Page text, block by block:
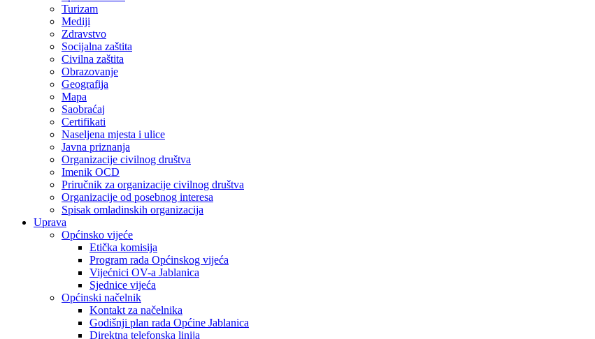
Turizam
Mediji
Zdravstvo
Socijalna zaštita
Civilna zaštita
Obrazovanje
Geografija
Mapa
Saobraćaj
Certifikati
Naseljena mjesta i ulice
Javna priznanja
Organizacije civilnog društva
Imenik OCD
Priručnik za organizacije civilnog društva
Organizacije od posebnog interesa
Spisak omladinskih organizacija
Uprava
Općinsko vijeće
Etička komisija
Program rada Općinskog vijeća
Vijećnici OV-a Jablanica
Sjednice vijeća
Općinski načelnik
Kontakt za načelnika
Godišnji plan rada Općine Jablanica
Direktna telefonska linija